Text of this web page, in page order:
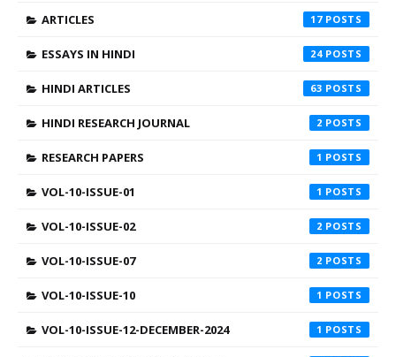
ARTICLES 17
ESSAYS IN HINDI 24
HINDI ARTICLES 63
HINDI RESEARCH JOURNAL 2
RESEARCH PAPERS 1
VOL-10-ISSUE-01 1
VOL-10-ISSUE-02 2
VOL-10-ISSUE-07 2
VOL-10-ISSUE-10 1
VOL-10-ISSUE-12-DECEMBER-2024 1